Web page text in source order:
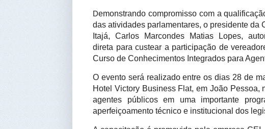
Demonstrando compromisso com a
das atividades parlamentares, o presidente da
Itajá, Carlos Marcondes Matias Lopes,
direta para custear a participação de
Curso de Conhecimentos Integrados para
O evento será realizado entre os dias 28 de
Hotel Victory Business Flat, em João Pessoa,
agentes públicos em uma importante
aperfeiçoamento técnico e institucional dos